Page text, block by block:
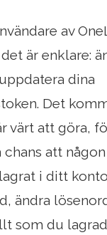
av
är enklare:
dina
Det
värt att göra,
att
i ditt
ändra
som du